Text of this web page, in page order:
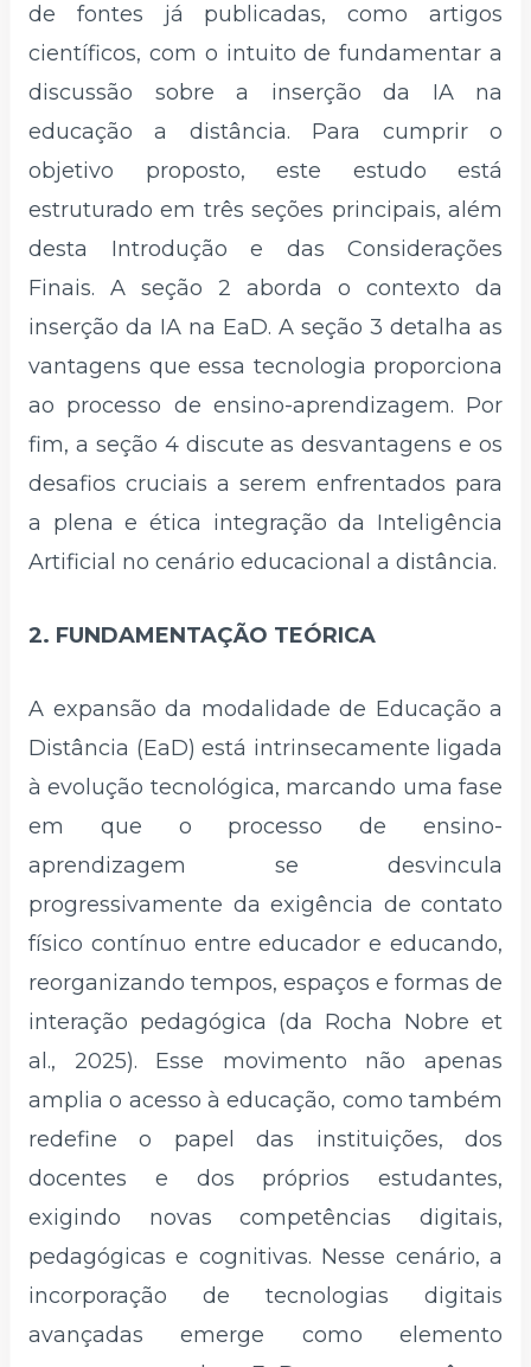
de fontes já publicadas, como artigos
científicos, com o intuito de fundamentar a
discussão sobre a inserção da IA na
educação a distância. Para cumprir o
objetivo proposto, este estudo está
estruturado em três seções principais, além
desta Introdução e das Considerações
Finais. A seção 2 aborda o contexto da
inserção da IA na EaD. A seção 3 detalha as
vantagens que essa tecnologia proporciona
ao processo de ensino-aprendizagem. Por
fim, a seção 4 discute as desvantagens e os
desafios cruciais a serem enfrentados para
a plena e ética integração da Inteligência
Artificial no cenário educacional a distância.
2. FUNDAMENTAÇÃO TEÓRICA
A expansão da modalidade de Educação a
Distância (EaD) está intrinsecamente ligada
à evolução tecnológica, marcando uma fase
em que o processo de ensino-
aprendizagem se desvincula
progressivamente da exigência de contato
físico contínuo entre educador e educando,
reorganizando tempos, espaços e formas de
interação pedagógica (da Rocha Nobre et
al., 2025). Esse movimento não apenas
amplia o acesso à educação, como também
redefine o papel das instituições, dos
docentes e dos próprios estudantes,
exigindo novas competências digitais,
pedagógicas e cognitivas. Nesse cenário, a
incorporação de tecnologias digitais
avançadas emerge como elemento